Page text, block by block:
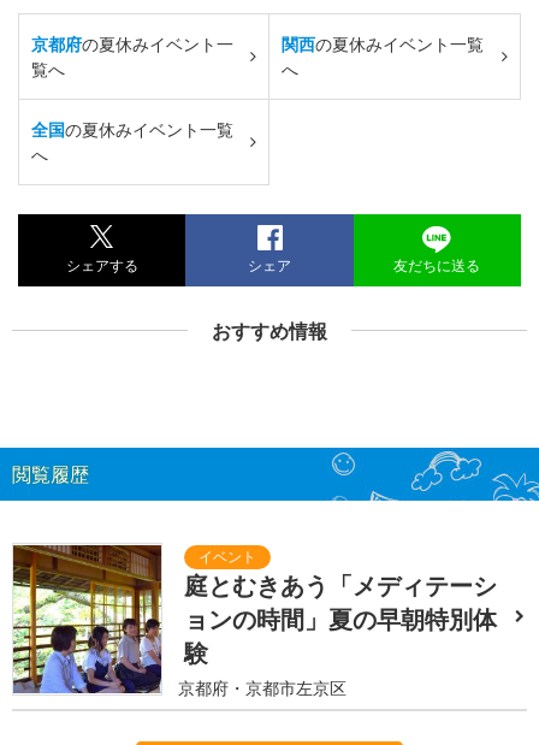
京都府の夏休みイベント一
覧へ
関西の夏休みイベント一覧
へ
全国の夏休みイベント一覧
へ
シェアする シェア 友だちに送る
おすすめ情報
閲覧履歴
庭とむきあう「メディテーシ
ョンの時間」夏の早朝特別体
験
京都府・京都市左京区